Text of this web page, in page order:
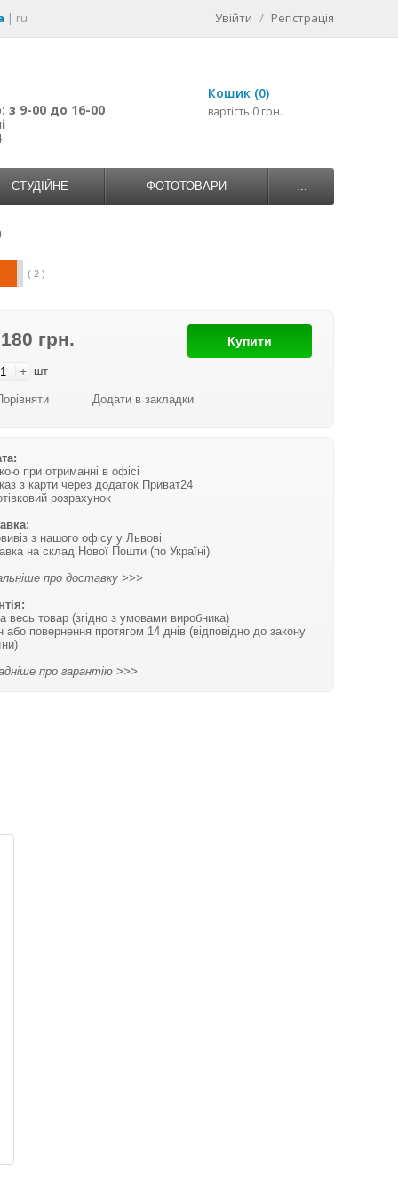
| ru Увійти / Регістрація
з 9-00 до 16-00
Кошик (0)
вартість 0 грн.
СТУДІЙНЕ ФОТОТОВАРИ ...
( 2 )
грн.
+ шт
Купити
Додати в закладки
при отриманні в офісі
з карти через додаток Приват24
розрахунок
з нашого офісу у Львові
на склад Нової Пошти (по Україні)
про доставку >>>
весь товар (згідно з умовами виробника)
або повернення протягом 14 днів (відповідно до закону
про гарантію >>>